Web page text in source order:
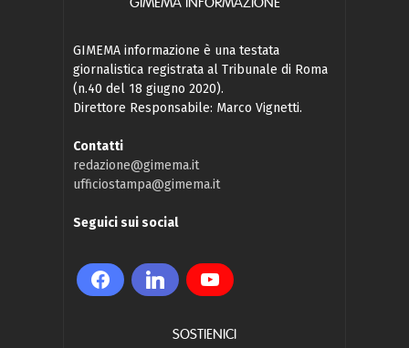
GIMEMA informazione è una testata
giornalistica registrata al Tribunale di Roma
(n.40 del 18 giugno 2020).
Direttore Responsabile: Marco Vignetti.
Contatti
redazione@gimema.it
ufficiostampa@gimema.it
Seguici sui social
SOSTIENICI